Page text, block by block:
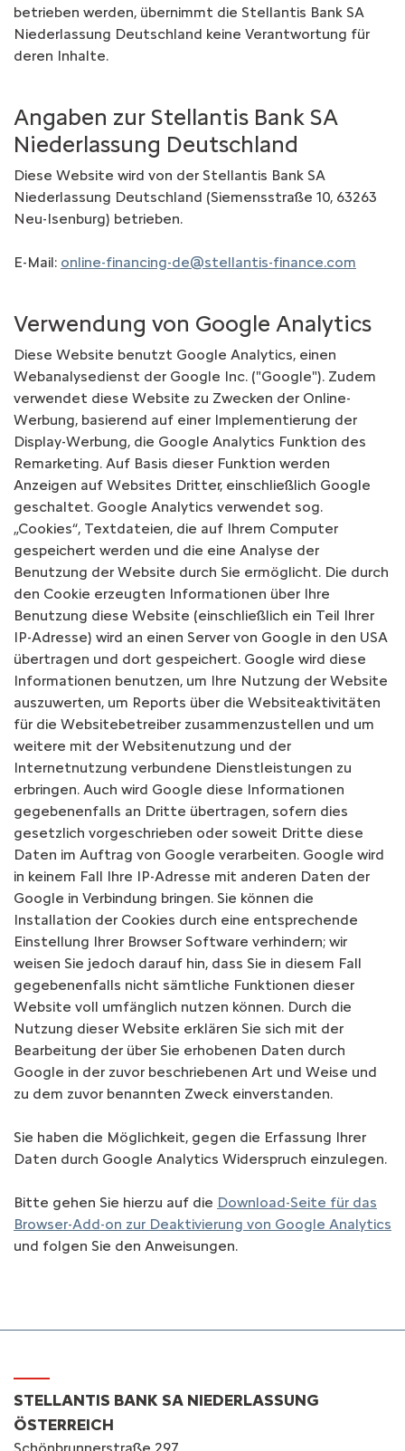
betrieben werden, übernimmt die Stellantis Bank SA
Niederlassung Deutschland keine Verantwortung für
deren Inhalte.
Angaben zur Stellantis Bank SA
Niederlassung Deutschland
Diese Website wird von der Stellantis Bank SA
Niederlassung Deutschland (Siemensstraße 10, 63263
Neu-Isenburg) betrieben.
E-Mail: online-financing-de@stellantis-finance.com
Verwendung von Google Analytics
Diese Website benutzt Google Analytics, einen
Webanalysedienst der Google Inc. ("Google"). Zudem
verwendet diese Website zu Zwecken der Online-
Werbung, basierend auf einer Implementierung der
Display-Werbung, die Google Analytics Funktion des
Remarketing. Auf Basis dieser Funktion werden
Anzeigen auf Websites Dritter, einschließlich Google
geschaltet. Google Analytics verwendet sog.
„Cookies“, Textdateien, die auf Ihrem Computer
gespeichert werden und die eine Analyse der
Benutzung der Website durch Sie ermöglicht. Die durch
den Cookie erzeugten Informationen über Ihre
Benutzung diese Website (einschließlich ein Teil Ihrer
IP-Adresse) wird an einen Server von Google in den USA
übertragen und dort gespeichert. Google wird diese
Informationen benutzen, um Ihre Nutzung der Website
auszuwerten, um Reports über die Websiteaktivitäten
für die Websitebetreiber zusammenzustellen und um
weitere mit der Websitenutzung und der
Internetnutzung verbundene Dienstleistungen zu
erbringen. Auch wird Google diese Informationen
gegebenenfalls an Dritte übertragen, sofern dies
gesetzlich vorgeschrieben oder soweit Dritte diese
Daten im Auftrag von Google verarbeiten. Google wird
in keinem Fall Ihre IP-Adresse mit anderen Daten der
Google in Verbindung bringen. Sie können die
Installation der Cookies durch eine entsprechende
Einstellung Ihrer Browser Software verhindern; wir
weisen Sie jedoch darauf hin, dass Sie in diesem Fall
gegebenenfalls nicht sämtliche Funktionen dieser
Website voll umfänglich nutzen können. Durch die
Nutzung dieser Website erklären Sie sich mit der
Bearbeitung der über Sie erhobenen Daten durch
Google in der zuvor beschriebenen Art und Weise und
zu dem zuvor benannten Zweck einverstanden.
Sie haben die Möglichkeit, gegen die Erfassung Ihrer
Daten durch Google Analytics Widerspruch einzulegen.
Bitte gehen Sie hierzu auf die Download-Seite für das
Browser-Add-on zur Deaktivierung von Google Analytics
und folgen Sie den Anweisungen.
STELLANTIS BANK SA NIEDERLASSUNG
ÖSTERREICH